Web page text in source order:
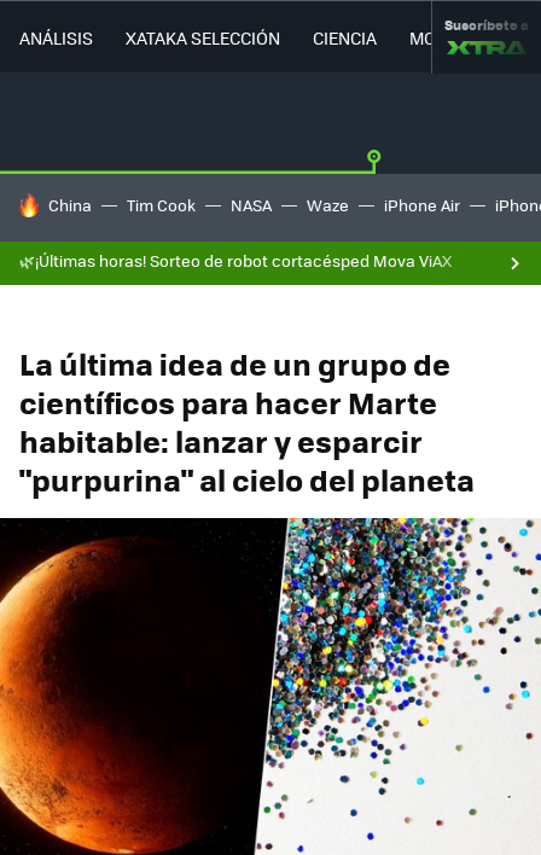
ANÁLISIS XATAKA SELECCIÓN CIENCIA MOVILIDAD
Suscríbete a
HOY SE HABLA DE
China Tim Cook NASA Waze iPhone Air
🌿¡Últimas horas! Sorteo de robot cortacésped Mova ViAX
La última idea de un grupo de
científicos para hacer Marte
habitable: lanzar y esparcir
"purpurina" al cielo del planeta